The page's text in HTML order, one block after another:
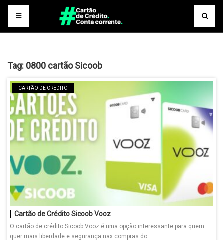
Tag: 0800 cartão Sicoob
CARTÃO DE CRÉDITO
Cartão de Crédito Sicoob Vooz
O cartão de crédito Sicoob Vooz é uma opção interessante para quem
quer mais liberdade e segurança nas compras do...